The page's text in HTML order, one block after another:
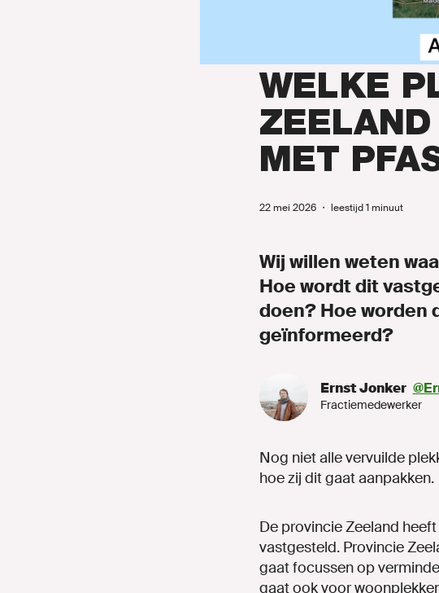
WELKE
MET
22 mei 2026 ・ leestijd 1 minuut
Wij willen weten
Hoe wordt dit
doen? Hoe worden
geïnformeerd?
Ernst Jonker
Fractiemedewerker
Nog niet alle vervuilde
hoe zij dit gaat aanpakken.
De provincie Zeeland
vastgesteld. Provincie
gaat focussen op
gaat ook voor
Agenda
Naar GroenLinks.nl
MIJN GROENLINKS